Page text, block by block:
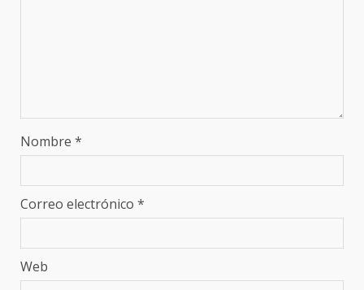
Nombre *
Correo electrónico *
Web